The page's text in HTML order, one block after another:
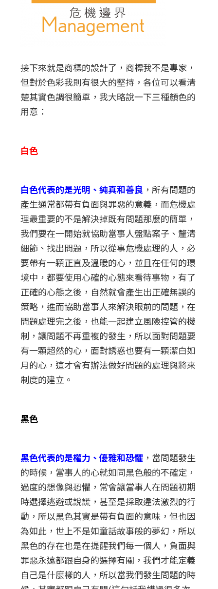
接下來就是商標的設計了，商標我不是專家，
但對於色彩我則有很大的堅持，各位可以看清
楚其實色調很簡單，我大略說一下三種顏色的
用意：
白色
白色代表的是光明、純真和善良 ，所有問題的
產生通常都帶有負面與罪惡的意義，而危機處
理最重要的不是解決掉既有問題那麼的簡單，
我們要在一開始就協助當事人盤點案子、釐清
細節、找出問題，所以從事危機處理的人，必
要帶有一顆正直及溫暖的心，並且在任何的環
境中，都要使用心確的心態來看待事物，有了
正確的心態之後，自然就會產生出正確無誤的
策略，進而協助當事人來解決眼前的問題，在
問題處理完之後，也能一起建立風險控管的機
制，讓問題不再重複的發生，所以面對問題要
有一顆超然的心，面對誘惑也要有一顆潔白如
月的心，這才會有辦法做好問題的處理與將來
制度的建立。
黑色
黑色代表的是權力、優雅和恐懼 ，當問題發生
的時候，當事人的心就如同黑色般的不確定，
過度的想像與恐懼，常會讓當事人在問題初期
時選擇逃避或說謊，甚至是採取違法激烈的行
動，所以黑色其實是帶有負面的意味，但也因
為如此，世上不是如童話故事般的夢幻，所以
黑色的存在也是在提醒我們每一個人，負面與
罪惡永遠都跟自身的選擇有關，我們才能定義
自己是什麼樣的人，所以當我們發生問題的時